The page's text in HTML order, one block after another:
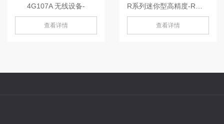
4G107A 无线设备-
查看详情 查看详情